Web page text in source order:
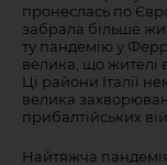
пронеслась по
забрала більше
ту пандемію у
велика, що жителі
Ці райони Італії
велика
прибалтійських
Найтяжча